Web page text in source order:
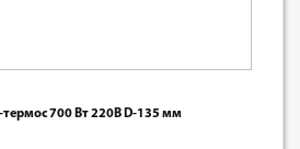
700 Вт 220В D-135 мм